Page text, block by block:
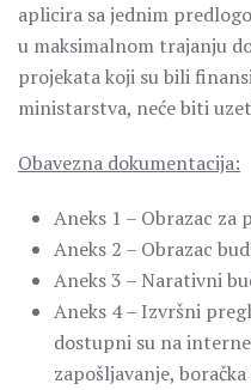
aplicira sa jednim
u maksimalnom trajanju
projekata koji su bili
ministarstva, neće biti
Obavezna dokumentacija:
Aneks 1 – Obrazac za
Aneks 2 – Obrazac
Aneks 3 – Narativni
Aneks 4 – Izvršni
dostupni su na
zapošljavanje,